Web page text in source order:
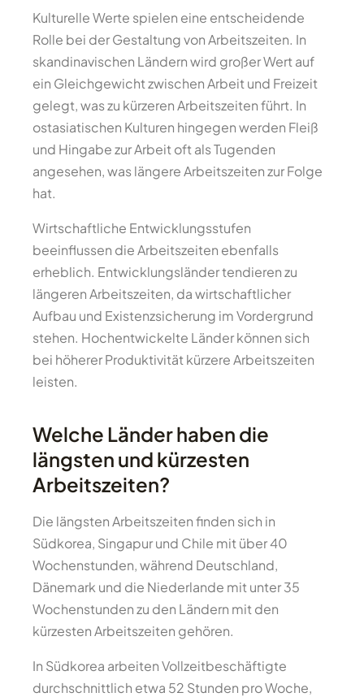
Kulturelle Werte spielen eine entscheidende
Rolle bei der Gestaltung von Arbeitszeiten. In
skandinavischen Ländern wird großer Wert auf
ein Gleichgewicht zwischen Arbeit und Freizeit
gelegt, was zu kürzeren Arbeitszeiten führt. In
ostasiatischen Kulturen hingegen werden Fleiß
und Hingabe zur Arbeit oft als Tugenden
angesehen, was längere Arbeitszeiten zur Folge
hat.
Wirtschaftliche Entwicklungsstufen
beeinflussen die Arbeitszeiten ebenfalls
erheblich. Entwicklungsländer tendieren zu
längeren Arbeitszeiten, da wirtschaftlicher
Aufbau und Existenzsicherung im Vordergrund
stehen. Hochentwickelte Länder können sich
bei höherer Produktivität kürzere Arbeitszeiten
leisten.
Welche Länder haben die
längsten und kürzesten
Arbeitszeiten?
Die längsten Arbeitszeiten finden sich in
Südkorea, Singapur und Chile mit über 40
Wochenstunden, während Deutschland,
Dänemark und die Niederlande mit unter 35
Wochenstunden zu den Ländern mit den
kürzesten Arbeitszeiten gehören.
In Südkorea arbeiten Vollzeitbeschäftigte
durchschnittlich etwa 52 Stunden pro Woche,